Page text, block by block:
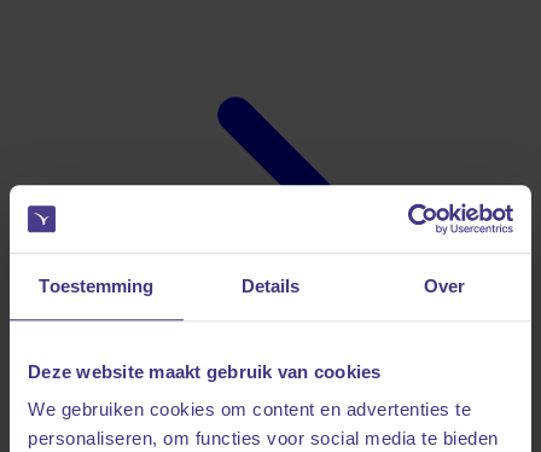
Toestemming Details Over
Deze website maakt gebruik van cookies
We gebruiken cookies om content en advertenties te
personaliseren, om functies voor social media te bieden